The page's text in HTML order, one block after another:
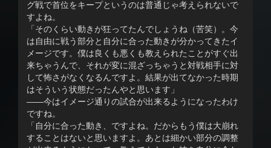
グ戦で首位をキープというのは普通じゃ考えられないで
すよね。
「そのくらい動きが狂ってたんでしょうね（苦笑）。今
は自由に戦う部分と自分に合った動きが分かってきたイ
メージです。僕は良くも悪くも教えられたことがすぐ出
来ちゃうんで、それが変に混ざっちゃうと対戦相手に対
して怖さがなくなるんですよ。結果が出てなかった時期
はそういう状態だったんやと思います」
――今はイメージ通りの試合が出来るようになったわけ
ですね。
「自分に合った動き、ですよね。だからもう僕は大崩れ
することはないと思いますよ。あとは細かい部分の調整